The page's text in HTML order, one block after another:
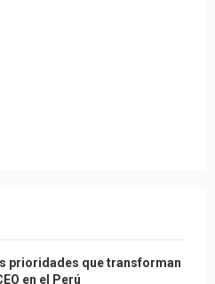
prioridades que transforman
en el Perú